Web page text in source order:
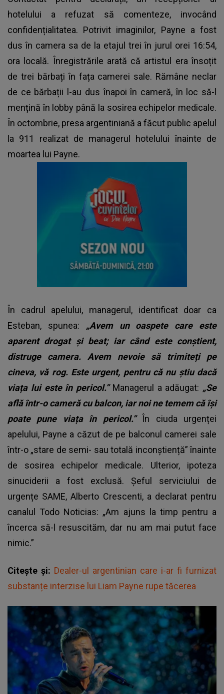
hotelului a refuzat să comenteze, invocând
confidențialitatea. Potrivit imaginilor, Payne a fost
dus în camera sa de la etajul trei în jurul orei 16:54,
ora locală. Înregistrările arată că artistul era însoțit
de trei bărbați în fața camerei sale. Rămâne neclar
de ce bărbații l-au dus înapoi în cameră, în loc să-l
mențină în lobby până la sosirea echipelor medicale.
În octombrie, presa argentiniană a făcut public apelul
la 911 realizat de managerul hotelului înainte de
moartea lui Payne.
În cadrul apelului, managerul, identificat doar ca
Esteban, spunea: „Avem un oaspete care este
aparent drogat și beat; iar când este conștient,
distruge camera. Avem nevoie să trimiteți pe
cineva, vă rog. Este urgent, pentru că nu știu dacă
viața lui este în pericol.” Managerul a adăugat: „Se
află într-o cameră cu balcon, iar noi ne temem că își
poate pune viața în pericol.” În ciuda urgenței
apelului, Payne a căzut de pe balconul camerei sale
într-o „stare de semi- sau totală inconștiență” înainte
de sosirea echipelor medicale. Ulterior, ipoteza
sinuciderii a fost exclusă. Șeful serviciului de
urgențe SAME, Alberto Crescenti, a declarat pentru
canalul Todo Noticias: „Am ajuns la timp pentru a
încerca să-l resuscităm, dar nu am mai putut face
nimic.”
Citește și: Dealer-ul argentinian care i-ar fi furnizat
substanțe interzise lui Liam Payne rupe tăcerea